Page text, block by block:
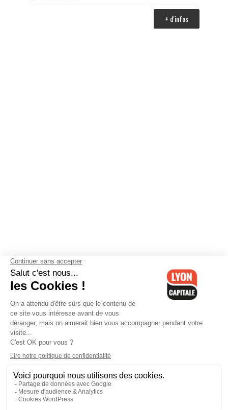
+ d'infos
Contactez-nous-Mentions légales-CGV-Politique de
confidentialité-Gestion des cookies